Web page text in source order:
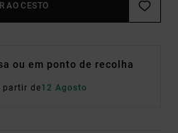
AO CESTO
ou em ponto de recolha
partir de12 Agosto